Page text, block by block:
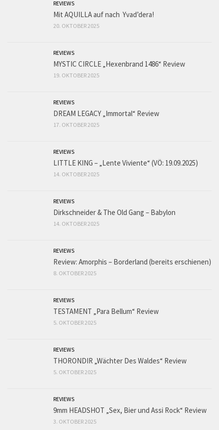
REVIEWS
Mit AQUILLA auf nach Yvad’dera!
20. OKTOBER 2025
REVIEWS
MYSTIC CIRCLE „Hexenbrand 1486“ Review
19. OKTOBER 2025
REVIEWS
DREAM LEGACY „Immortal“ Review
17. OKTOBER 2025
REVIEWS
LITTLE KING – „Lente Viviente“ (VÖ: 19.09.2025)
14. OKTOBER 2025
REVIEWS
Dirkschneider & The Old Gang – Babylon
14. OKTOBER 2025
REVIEWS
Review: Amorphis – Borderland (bereits erschienen)
8. OKTOBER 2025
REVIEWS
TESTAMENT „Para Bellum“ Review
5. OKTOBER 2025
REVIEWS
THORONDIR „Wächter Des Waldes“ Review
5. OKTOBER 2025
REVIEWS
9mm HEADSHOT „Sex, Bier und Assi Rock“ Review
3. OKTOBER 2025